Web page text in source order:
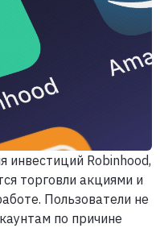
инвестиций Robinhood,
торговли акциями и
Пользователи не
по причине